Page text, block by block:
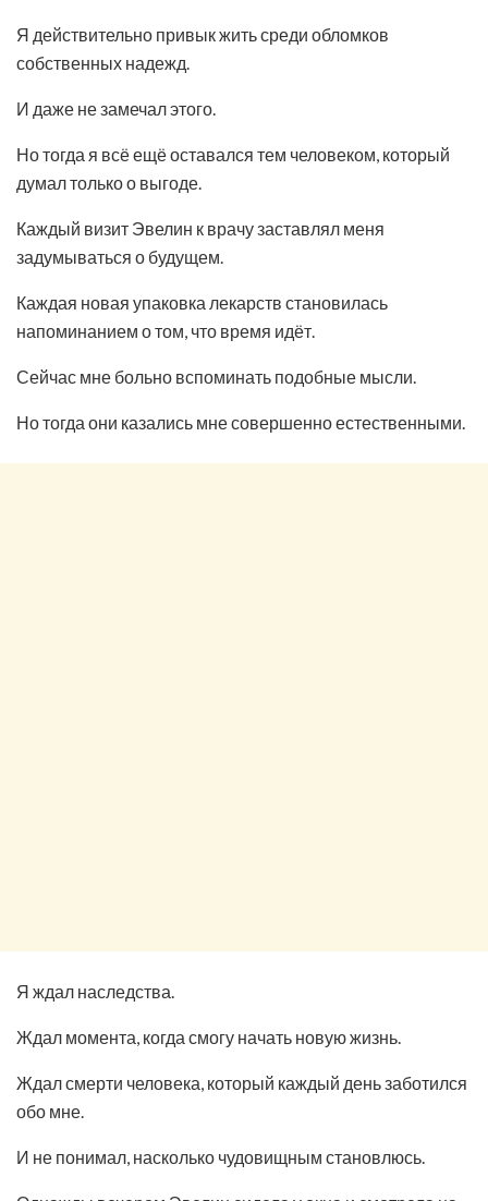
Я действительно привык жить среди обломков
собственных надежд.
И даже не замечал этого.
Но тогда я всё ещё оставался тем человеком, который
думал только о выгоде.
Каждый визит Эвелин к врачу заставлял меня
задумываться о будущем.
Каждая новая упаковка лекарств становилась
напоминанием о том, что время идёт.
Сейчас мне больно вспоминать подобные мысли.
Но тогда они казались мне совершенно естественными.
Я ждал наследства.
Ждал момента, когда смогу начать новую жизнь.
Ждал смерти человека, который каждый день заботился
обо мне.
И не понимал, насколько чудовищным становлюсь.